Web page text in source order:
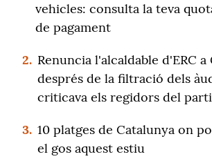
vehicles: consulta la teva
de pagament
2. Renuncia l'alcaldable d'ERC a
després de la filtració dels
criticava els regidors del
3. 10 platges de Catalunya on
el gos aquest estiu